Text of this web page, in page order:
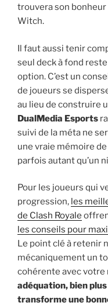
trouvera son bonheur
Witch.
Il faut aussi tenir
seul deck à fond
option. C’est un
de joueurs se
au lieu de construire
DualMedia Esports
suivi de la méta ne
une vraie mémoire
parfois autant qu’un
Pour les joueurs qui
progression, les
de Clash Royale
les conseils pour
Le point clé à retenir
mécaniquement un
cohérente avec votre
adéquation, bien
transforme une